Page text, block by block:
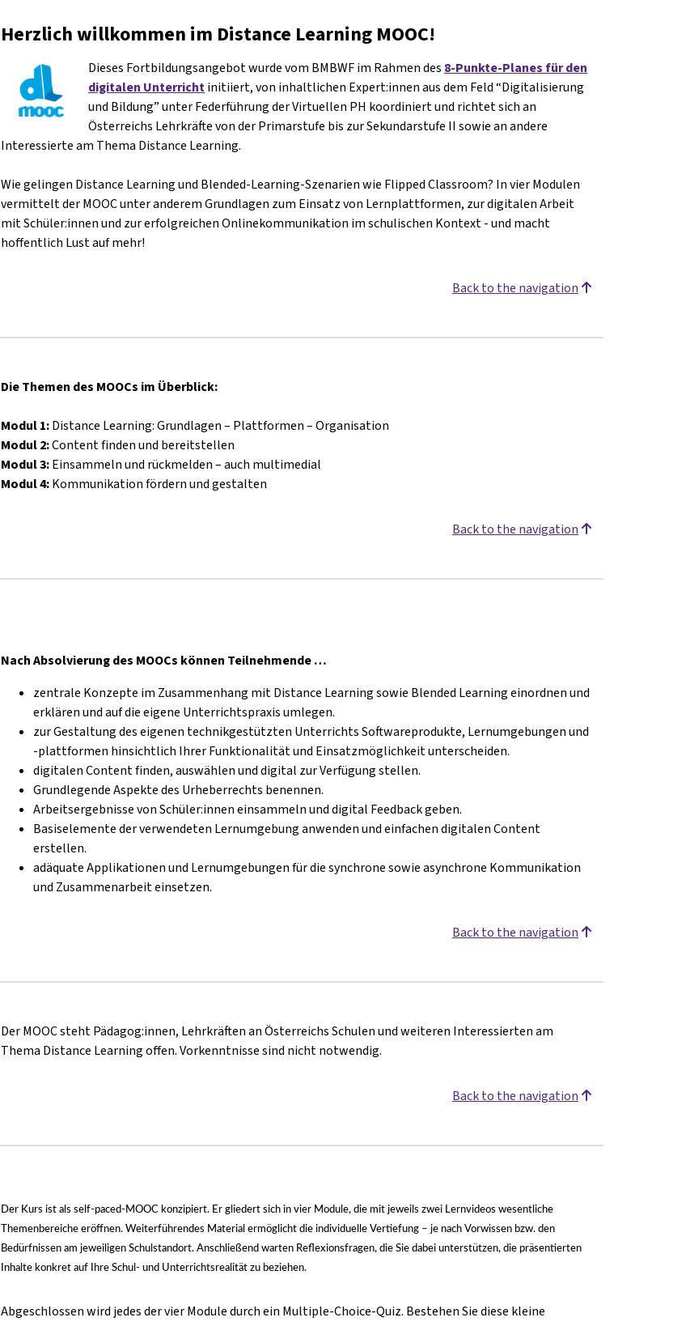
Herzlich willkommen im Distance Learning MOOC!
Dieses Fortbildungsangebot wurde vom BMBWF im Rahmen des 8-Punkte-Planes für den
digitalen Unterrichtinitiiert, von inhaltlichen Expert:innen aus dem Feld “Digitalisierung
und Bildung” unter Federführung der Virtuellen PH koordiniert und richtet sich an
Österreichs Lehrkräfte von der Primarstufe bis zur Sekundarstufe II sowie an andere
Interessierte am Thema Distance Learning.
Wie gelingen Distance Learning und Blended-Learning-Szenarien wie Flipped Classroom? In vier Modulen
vermittelt der MOOC unter anderem Grundlagen zum Einsatz von Lernplattformen, zur digitalen Arbeit
mit Schüler:innen und zur erfolgreichen Onlinekommunikation im schulischen Kontext - und macht
hoffentlich Lust auf mehr!
Back to the navigation
Die Themen des MOOCs im Überblick:
Modul 1:Distance Learning: Grundlagen– Plattformen–Organisation
Modul 2:Content finden und bereitstellen
Modul 3:Einsammeln und rückmelden–auch multimedial
Modul 4:Kommunikation fördern und gestalten
Back to the navigation
Nach Absolvierung des MOOCs können Teilnehmende …
zentrale Konzepte im Zusammenhang mit Distance Learning sowie Blended Learning einordnen und
erklären und auf die eigene Unterrichtspraxis umlegen.
zur Gestaltung des eigenen technikgestützten Unterrichts Softwareprodukte, Lernumgebungen und
-plattformen hinsichtlich Ihrer Funktionalität und Einsatzmöglichkeit unterscheiden.
digitalen Content finden, auswählen und digital zur Verfügung stellen.
Grundlegende Aspekte des Urheberrechts benennen.
Arbeitsergebnisse von Schüler:innen einsammeln und digital Feedback geben.
Basiselemente der verwendeten Lernumgebung anwenden und einfachen digitalen Content
erstellen.
adäquate Applikationen und Lernumgebungen für die synchrone sowie asynchrone Kommunikation
und Zusammenarbeit einsetzen.
Back to the navigation
Der MOOC steht Pädagog:innen, Lehrkräften an Österreichs Schulen und weiteren Interessierten am
Thema Distance Learning offen. Vorkenntnisse sind nicht notwendig.
Back to the navigation
Der Kurs ist als self-paced-MOOC konzipiert. Er gliedert sich in vier Module, die mit jeweils zwei Lernvideos wesentliche
Themenbereiche eröffnen. Weiterführendes Material ermöglicht die individuelle Vertiefung – je nach Vorwissen bzw. den
Bedürfnissen am jeweiligen Schulstandort. Anschließend warten Reflexionsfragen, die Sie dabei unterstützen, die präsentierten
Inhalte konkret auf Ihre Schul- und Unterrichtsrealität zu beziehen.
Abgeschlossen wird jedes der vier Module durch ein Multiple-Choice-Quiz. Bestehen Sie diese kleine